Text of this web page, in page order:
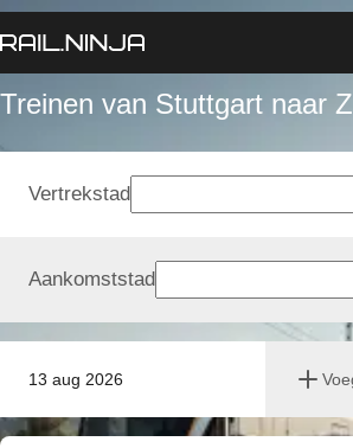
Treinen van Stuttgart naar
13 aug 2026
Vertrekstad
Aankomststad